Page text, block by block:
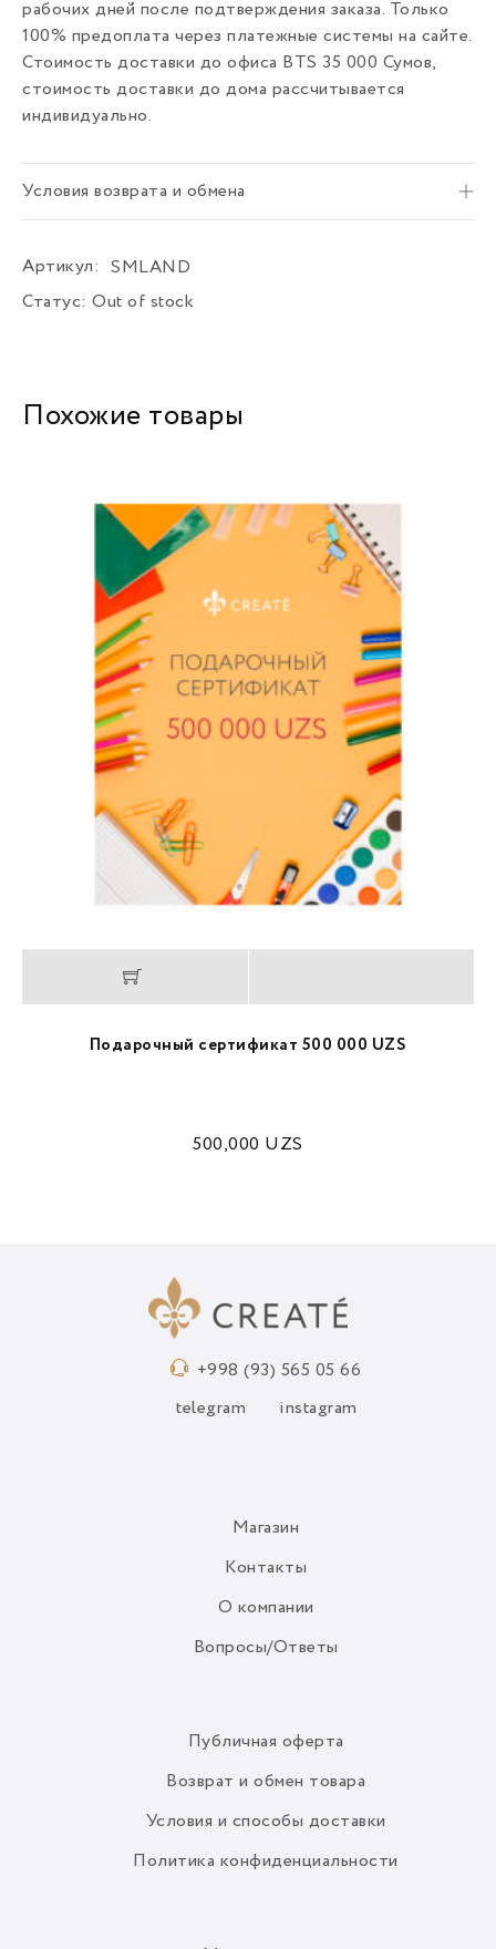
рабочих дней после подтверждения заказа. Только
100% предоплата через платежные системы на сайте.
Стоимость доставки до офиса BTS 35 000 Сумов,
стоимость доставки до дома рассчитывается
индивидуально.
Условия возврата и обмена
Артикул:
SMLAND
Статус: Out of stock
Похожие товары
Подарочный сертификат 500 000 UZS
500,000 UZS
+998 (93) 565 05 66
telegram instagram
Магазин
Контакты
О компании
Вопросы/Ответы
Публичная оферта
Возврат и обмен товара
Условия и способы доставки
Политика конфиденциальности